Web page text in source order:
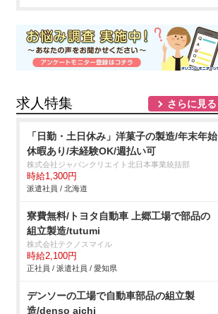
求人特集 さらに見る
「日勤・土日休み」洋菓子の製造/年末年始
休暇あり/未経験OK/週払い可
株式会社ジャパンクリエイト北日本事業統括部
時給1,300円
派遣社員 / 北海道
寮費無料/トヨタ自動車 上郷工場で部品の
組立製造/tutumi
株式会社テクノスマイル
時給2,100円
正社員 / 派遣社員 / 愛知県
デンソーの工場で自動車部品の組立製
造/denso aichi